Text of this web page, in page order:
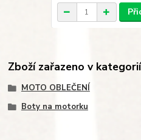
Zboží zařazeno v
MOTO OBLEČENÍ
Boty na motorku